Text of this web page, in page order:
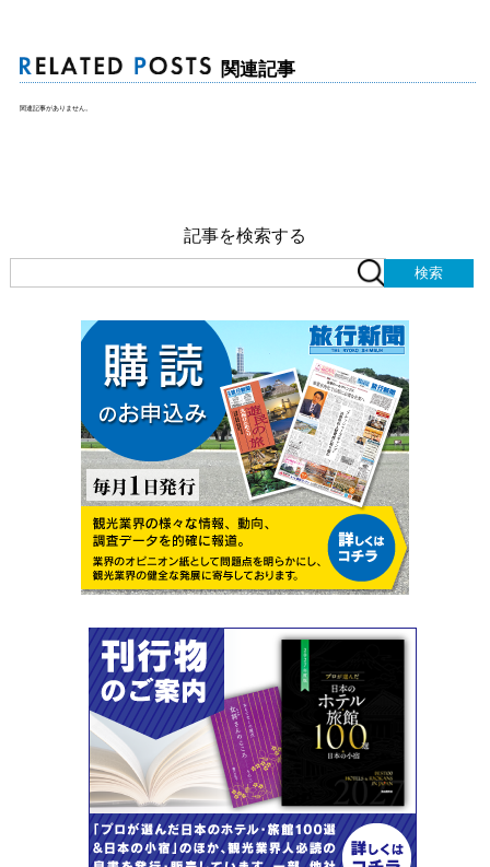
関連記事
関連記事がありません。
記事を検索する